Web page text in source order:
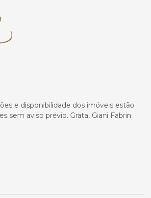
e disponibilidade dos imóveis estão
sem aviso prévio. Grata, Giani Fabrin